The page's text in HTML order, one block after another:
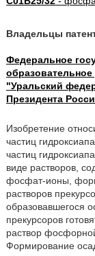
Владельцы
Федеральное
"Уральский
Президента
Изобретение
частиц
частиц
виде растворов,
фосфат-ионы,
растворов
образовавшегося
прекурсоров
раствор
Формирование